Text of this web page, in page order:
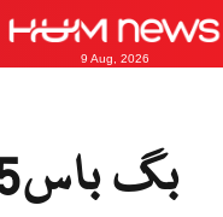
9 Aug, 2026
بگ باس15 کا معاوضہ350 کروڑ